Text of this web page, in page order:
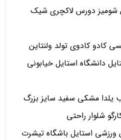
شومیز دورس لاکچری شیک
کادوی تولد ولنتاین
دانشگاه استایل خیابونی
مشکی سفید سایز بزرگ
شلوار راحتی
استایل باشگاه تیشرت